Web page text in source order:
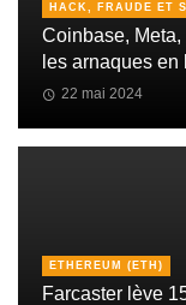
HACK, FRAUDE ET
Coinbase, Meta,
les arnaques en
22 mai 2024
ETHEREUM (ETH)
Farcaster lève